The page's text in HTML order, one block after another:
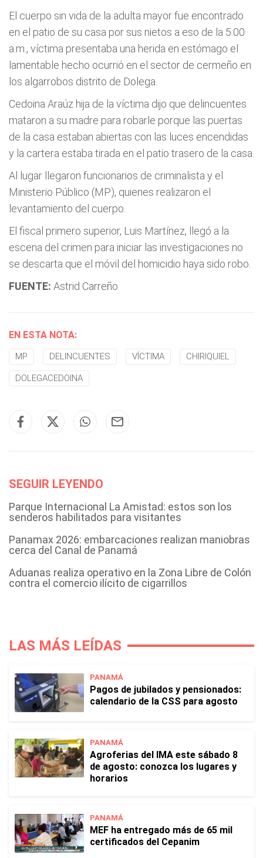
El cuerpo sin vida de la adulta mayor fue encontrado
en el patio de su casa por sus nietos a eso de la 5:00
a.m., víctima presentaba una herida en estómago el
lamentable hecho ocurrió en el sector de cermeño en
los algarrobos distrito de Dolega.
Cedoina Araúz hija de la víctima dijo que delincuentes
mataron a su madre para robarle porque las puertas
de la casa estaban abiertas con las luces encendidas
y la cartera estaba tirada en el patio trasero de la casa.
Al lugar llegaron funcionarios de criminalista y el
Ministerio Público (MP), quienes realizaron el
levantamiento del cuerpo.
El fiscal primero superior, Luis Martínez, llegó a la
escena del crimen para iniciar las investigaciones no
se descarta que el móvil del homicidio haya sido robo.
FUENTE: Astrid Carreño
EN ESTA NOTA:
MP DELINCUENTES VÍCTIMA CHIRIQUIEL
DOLEGACEDOINA
SEGUIR LEYENDO
Parque Internacional La Amistad: estos son los
senderos habilitados para visitantes
Panamax 2026: embarcaciones realizan maniobras
cerca del Canal de Panamá
Aduanas realiza operativo en la Zona Libre de Colón
contra el comercio ilícito de cigarrillos
LAS MÁS LEÍDAS
PANAMÁ
Pagos de jubilados y pensionados:
calendario de la CSS para agosto
PANAMÁ
Agroferias del IMA este sábado 8
de agosto: conozca los lugares y
horarios
PANAMÁ
MEF ha entregado más de 65 mil
certificados del Cepanim